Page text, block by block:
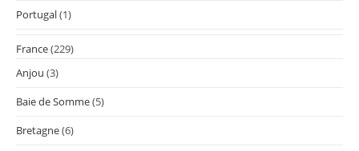
Portugal(1)
France(229)
Anjou (3)
Baie de Somme(5)
Bretagne(6)